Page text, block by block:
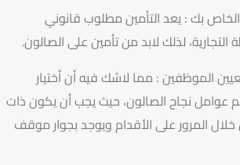
بك : يعد التأمين مطلوب قانوني
لذلك لابد من تأمين على الصالون.
الموظفين : مما لاشك فيه أن أختيار
عوامل نجاح الصالون، حيث يجب أن يكون ذات
المرور على الأقدام ويوجد بجوار موقف